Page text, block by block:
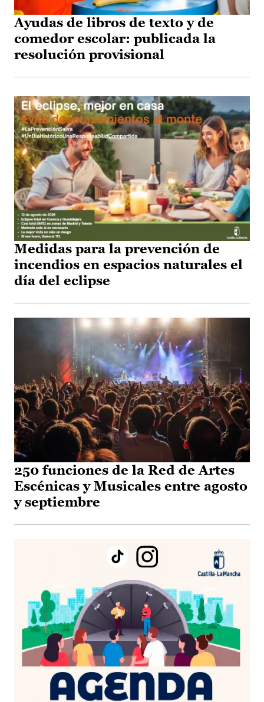
Ayudas de libros de texto y de
comedor escolar: publicada la
resolución provisional
Medidas para la prevención de
incendios en espacios naturales el
día del eclipse
250 funciones de la Red de Artes
Escénicas y Musicales entre agosto
y septiembre